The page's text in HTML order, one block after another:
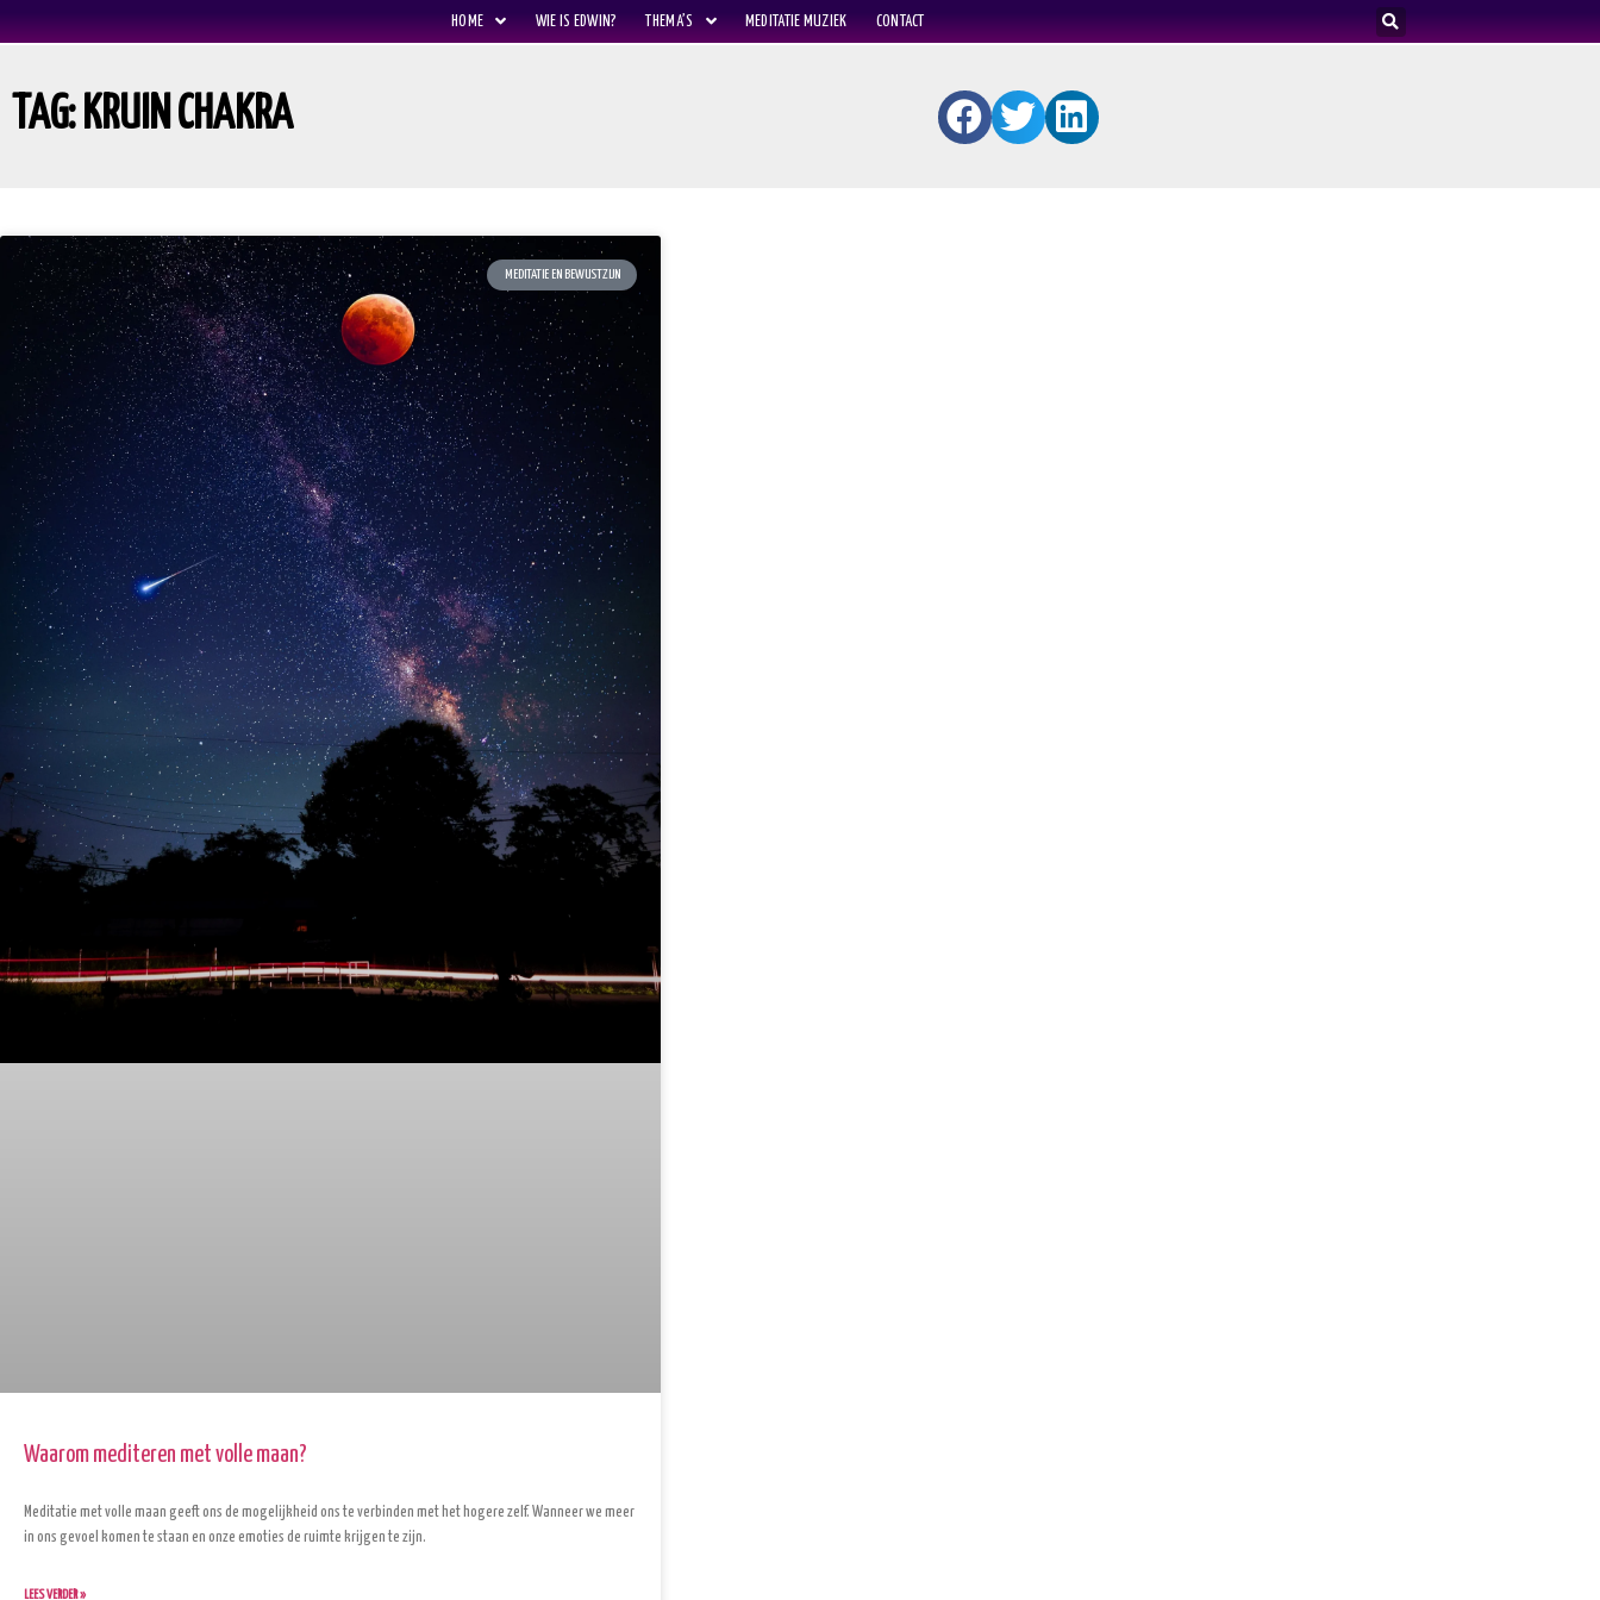
HOME WIE IS EDWIN? THEMA’S MEDITATIE MUZIEK CONTACT
TAG: KRUIN CHAKRA
MEDITATIE EN BEWUSTZIJN
Waarom mediteren met volle maan?
Meditatie met volle maan geeft ons de mogelijkheid ons te verbinden met het hogere zelf. Wanneer we meer
in ons gevoel komen te staan en onze emoties de ruimte krijgen te zijn.
LEES VERDER »